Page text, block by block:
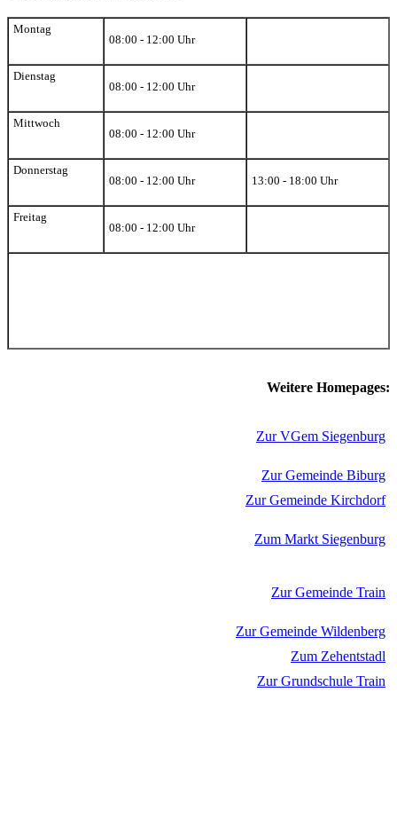
Montag
08:00 - 12:00 Uhr
Dienstag
08:00 - 12:00 Uhr
Mittwoch
08:00 - 12:00 Uhr
Donnerstag
08:00 - 12:00 Uhr
13:00 - 18:00 Uhr
Freitag
08:00 - 12:00 Uhr
Weitere Homepages:
Zur VGem Siegenburg
Zur Gemeinde Biburg
Zur Gemeinde Kirchdorf
Zum Markt Siegenburg
Zur Gemeinde Train
Zur Gemeinde Wildenberg
Zum Zehentstadl
Zur Grundschule Train